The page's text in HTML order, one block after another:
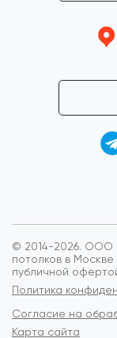
© 2014-2026. ООО
потолков в Москве
публичной
Политика
Согласие на
Карта сайта